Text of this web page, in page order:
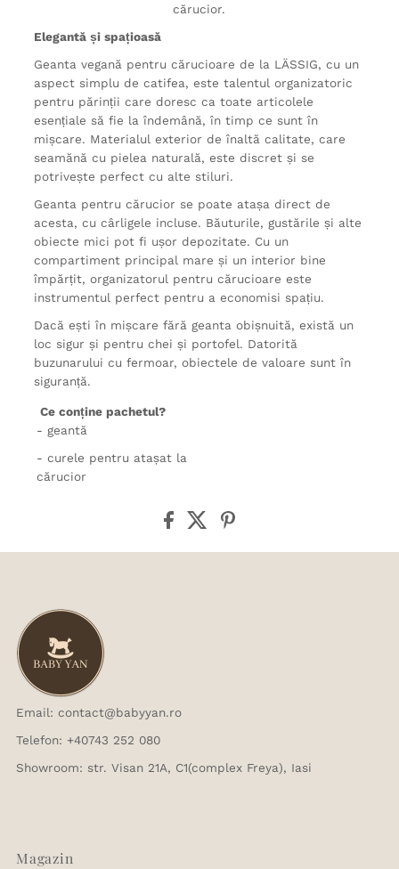
cărucior.
Elegantă și spațioasă
Geanta vegană pentru cărucioare de la LÄSSIG, cu un
aspect simplu de catifea, este talentul organizatoric
pentru părinții care doresc ca toate articolele
esențiale să fie la îndemână, în timp ce sunt în
mișcare. Materialul exterior de înaltă calitate, care
seamănă cu pielea naturală, este discret și se
potrivește perfect cu alte stiluri.
Geanta pentru cărucior se poate atașa direct de
acesta, cu cârligele incluse. Băuturile, gustările și alte
obiecte mici pot fi ușor depozitate. Cu un
compartiment principal mare și un interior bine
împărțit, organizatorul pentru cărucioare este
instrumentul perfect pentru a economisi spațiu.
Dacă ești în mișcare fără geanta obișnuită, există un
loc sigur și pentru chei și portofel. Datorită
buzunarului cu fermoar, obiectele de valoare sunt în
siguranță.
Ce conține pachetul?
- geantă
- curele pentru atașat la
cărucior
Email: contact@babyyan.ro
Telefon: +40743 252 080
Showroom: str. Visan 21A, C1(complex Freya), Iasi
Magazin